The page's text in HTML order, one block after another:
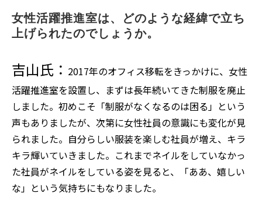
女性活躍推進室は、どのような経緯で立ち
上げられたのでしょうか。
吉山氏： 2017年のオフィス移転をきっかけに、女性
活躍推進室を設置し、まずは長年続いてきた制服を廃止
しました。初めこそ「制服がなくなるのは困る」という
声もありましたが、次第に女性社員の意識にも変化が見
られました。自分らしい服装を楽しむ社員が増え、キラ
キラ輝いていきました。これまでネイルをしていなかっ
た社員がネイルをしている姿を見ると、「ああ、嬉しい
な」という気持ちにもなりました。